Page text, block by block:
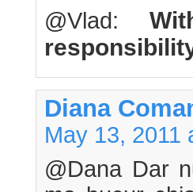
@Vlad:
Diana
May 13, 2011
@Dana Dar